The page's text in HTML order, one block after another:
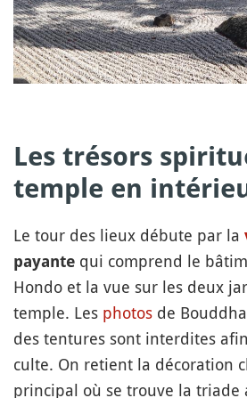
Les trésors
temple en
Le tour des lieux débute par la
payante qui comprend le
Hondo et la vue sur les deux
temple. Les photos de
des tentures sont interdites
culte. On retient la décoration
principal où se trouve la triade